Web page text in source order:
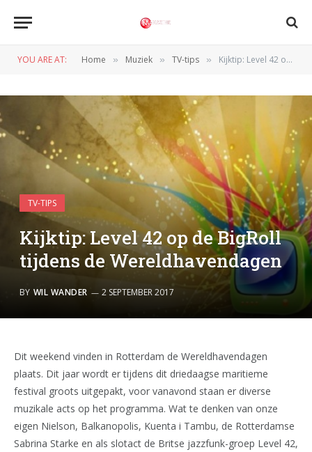
YOU ARE AT: Home » Muziek » TV-tips » Kijktip: Level 42 op de BigRoll tijdens de Wereldhavendagen
TV-TIPS
Kijktip: Level 42 op de BigRoll
tijdens de Wereldhavendagen
BY WIL WANDER 2 SEPTEMBER 2017
Dit weekend vinden in Rotterdam de Wereldhavendagen
plaats. Dit jaar wordt er tijdens dit driedaagse maritieme
festival groots uitgepakt, voor vanavond staan er diverse
muzikale acts op het programma. Wat te denken van onze
eigen Nielson, Balkanopolis, Kuenta i Tambu, de Rotterdamse
Sabrina Starke en als slotact de Britse jazzfunk-groep Level 42,